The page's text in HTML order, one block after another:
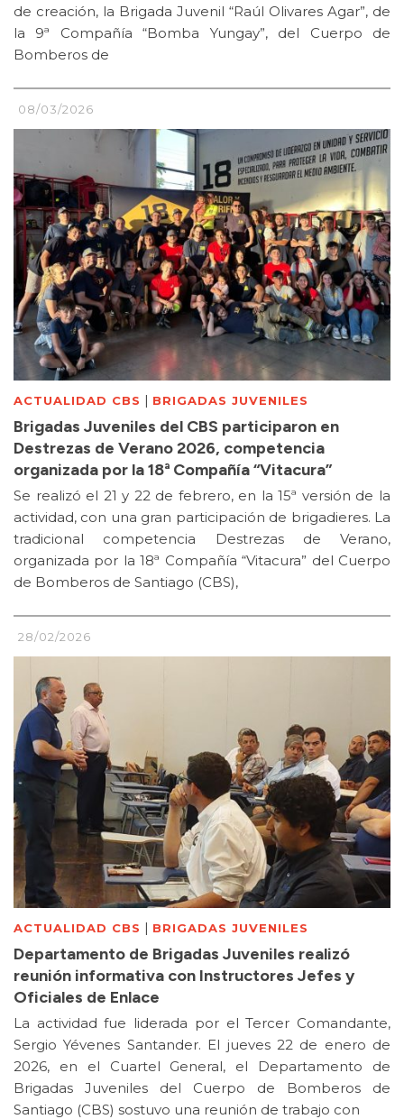
de creación, la Brigada Juvenil “Raúl Olivares Agar”, de
la 9ª Compañía “Bomba Yungay”, del Cuerpo de
Bomberos de
08/03/2026
ACTUALIDAD CBS | BRIGADAS JUVENILES
Brigadas Juveniles del CBS participaron en
Destrezas de Verano 2026, competencia
organizada por la 18ª Compañía “Vitacura”
Se realizó el 21 y 22 de febrero, en la 15ª versión de la
actividad, con una gran participación de brigadieres. La
tradicional competencia Destrezas de Verano,
organizada por la 18ª Compañía “Vitacura” del Cuerpo
de Bomberos de Santiago (CBS),
28/02/2026
ACTUALIDAD CBS | BRIGADAS JUVENILES
Departamento de Brigadas Juveniles realizó
reunión informativa con Instructores Jefes y
Oficiales de Enlace
La actividad fue liderada por el Tercer Comandante,
Sergio Yévenes Santander. El jueves 22 de enero de
2026, en el Cuartel General, el Departamento de
Brigadas Juveniles del Cuerpo de Bomberos de
Santiago (CBS) sostuvo una reunión de trabajo con